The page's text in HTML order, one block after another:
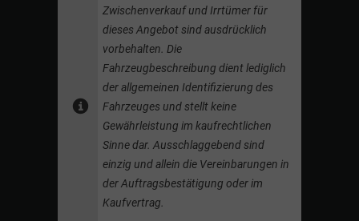
Zwischenverkauf und Irrtümer für
dieses Angebot sind ausdrücklich
vorbehalten. Die
Fahrzeugbeschreibung dient lediglich
der allgemeinen Identifizierung des
Fahrzeuges und stellt keine
Gewährleistung im kaufrechtlichen
Sinne dar. Ausschlaggebend sind
einzig und allein die Vereinbarungen in
der Auftragsbestätigung oder im
Kaufvertrag.